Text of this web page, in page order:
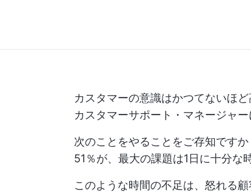
カスタマーの意識はかつてないほ
カスタマーサポート・マネージャ
次のことをやることをご存知ですか
51％が、最大の課題は1日に十分な
このような時間の不足は、怒れる